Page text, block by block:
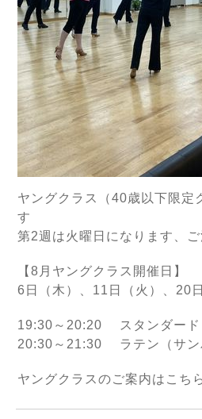
ヤングクラス（40歳以下限定
す
第2週は火曜日になります、
【8月ヤングクラス開催日】
6日（木）、11日（火）、20
19:30～20:20 スタンダード
20:30～21:30 ラテン（サン
ヤングクラスのご案内はこち